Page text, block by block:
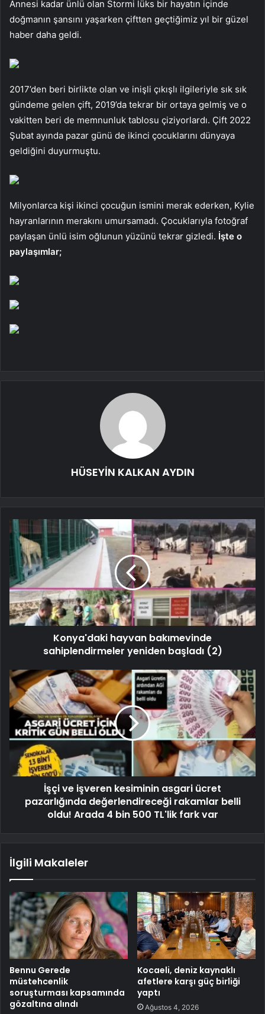
Annesi kadar ünlü olan Stormi lüks bir hayatın içinde
doğmanın şansını yaşarken çiftten geçtiğimiz yıl bir güzel
haber daha geldi.
2017’den beri birlikte olan ve inişli çıkışlı ilgileriyle sık sık
gündeme gelen çift, 2019’da tekrar bir ortaya gelmiş ve o
vakitten beri de memnunluk tablosu çiziyorlardı. Çift 2022
Şubat ayında pazar günü de ikinci çocuklarını dünyaya
geldiğini duyurmuştu.
Milyonlarca kişi ikinci çocuğun ismini merak ederken, Kylie
hayranlarının merakını umursamadı. Çocuklarıyla fotoğraf
paylaşan ünlü isim oğlunun yüzünü tekrar gizledi. İşte o
paylaşımlar;
HÜSEYİN KALKAN AYDIN
Konya'daki hayvan bakımevinde
sahiplendirmeler yeniden başladı (2)
İşçi ve işveren kesiminin asgari ücret
pazarlığında değerlendireceği rakamlar belli
oldu! Arada 4 bin 500 TL'lik fark var
İlgili Makaleler
Bennu Gerede
müstehcenlik
soruşturması kapsamında
gözaltına alındı
Kocaeli, deniz kaynaklı
afetlere karşı güç birliği
yaptı
Ağustos 4, 2026